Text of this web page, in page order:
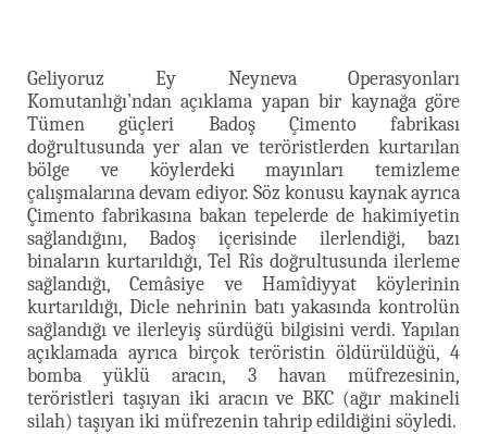
Geliyoruz Ey Neyneva Operasyonları
Komutanlığı’ndan açıklama yapan bir kaynağa göre
Tümen güçleri Badoş Çimento fabrikası
doğrultusunda yer alan ve teröristlerden kurtarılan
bölge ve köylerdeki mayınları temizleme
çalışmalarına devam ediyor. Söz konusu kaynak ayrıca
Çimento fabrikasına bakan tepelerde de hakimiyetin
sağlandığını, Badoş içerisinde ilerlendiği, bazı
binaların kurtarıldığı, Tel Rîs doğrultusunda ilerleme
sağlandığı, Cemâsiye ve Hamîdiyyat köylerinin
kurtarıldığı, Dicle nehrinin batı yakasında kontrolün
sağlandığı ve ilerleyiş sürdüğü bilgisini verdi. Yapılan
açıklamada ayrıca birçok teröristin öldürüldüğü, 4
bomba yüklü aracın, 3 havan müfrezesinin,
teröristleri taşıyan iki aracın ve BKC (ağır makineli
silah) taşıyan iki müfrezenin tahrip edildiğini söyledi.